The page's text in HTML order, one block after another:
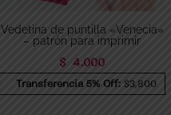
Vedetina de puntilla «Venecia»
– patrón para imprimir
$ 4.000
Transferencia 5% Off: $3,800